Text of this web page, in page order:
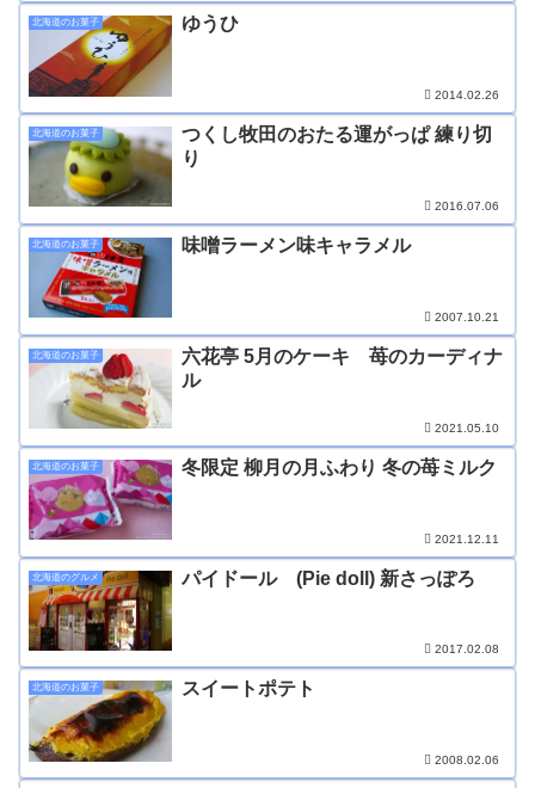
北海道のお菓子 ゆうひ
2014.02.26
北海道のお菓子
つくし牧田のおたる運がっぱ 練り切
り
2016.07.06
北海道のお菓子 味噌ラーメン味キャラメル
2007.10.21
北海道のお菓子
六花亭 5月のケーキ 苺のカーディナ
ル
2021.05.10
北海道のお菓子 冬限定 柳月の月ふわり 冬の苺ミルク
2021.12.11
北海道のグルメ パイドール (Pie doll) 新さっぽろ
2017.02.08
北海道のお菓子 スイートポテト
2008.02.06